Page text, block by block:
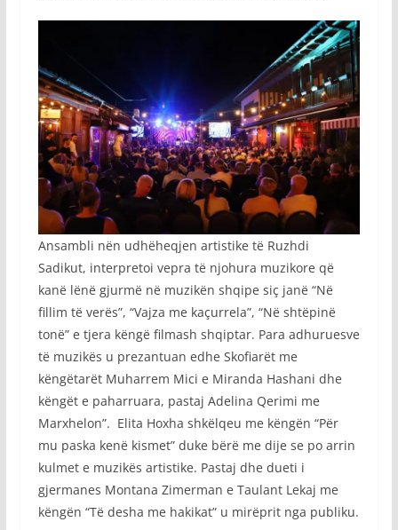
Ansambli nën udhëheqjen artistike të Ruzhdi
Sadikut, interpretoi vepra të njohura muzikore që
kanë lënë gjurmë në muzikën shqipe siç janë “Në
fillim të verës”, “Vajza me kaçurrela”, “Në shtëpinë
tonë” e tjera këngë filmash shqiptar. Para adhuruesve
të muzikës u prezantuan edhe Skofiarët me
këngëtarët Muharrem Mici e Miranda Hashani dhe
këngët e paharruara, pastaj Adelina Qerimi me
Marxhelon”. Elita Hoxha shkëlqeu me këngën “Për
mu paska kenë kismet” duke bërë me dije se po arrin
kulmet e muzikës artistike. Pastaj dhe dueti i
gjermanes Montana Zimerman e Taulant Lekaj me
këngën “Të desha me hakikat” u mirëprit nga publiku.